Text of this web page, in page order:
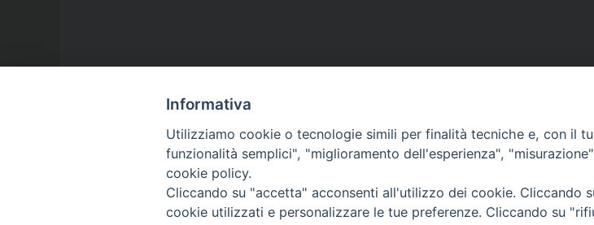
PEC ufficiale
Informativa
Utilizziamo cookie o tecnologie simili per finalità tecniche e, con il
funzionalità semplici", "miglioramento dell'esperienza",
cookie policy.
Cliccando su "accetta" acconsenti all'utilizzo dei cookie. Cliccando
cookie utilizzati e personalizzare le tue preferenze. Cliccando su